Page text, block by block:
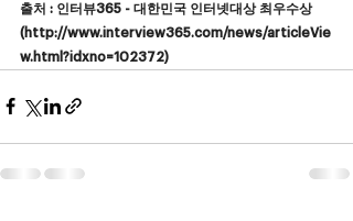
출처 : 인터뷰365 - 대한민국 인터넷대상 최우수상
(http://www.interview365.com/news/articleVie
w.html?idxno=102372)